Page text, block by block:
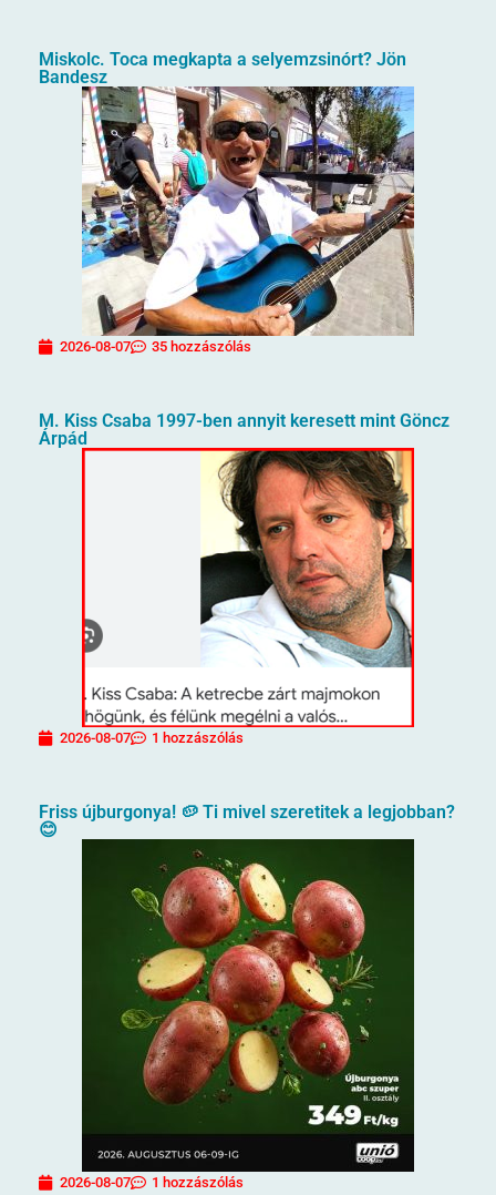
Miskolc. Toca megkapta a selyemzsinórt? Jön
Bandesz
2026-08-07 35 hozzászólás
M. Kiss Csaba 1997-ben annyit keresett mint Göncz
Árpád
2026-08-07 1 hozzászólás
Friss újburgonya! 🥔 Ti mivel szeretitek a legjobban?
😊
2026-08-07 1 hozzászólás